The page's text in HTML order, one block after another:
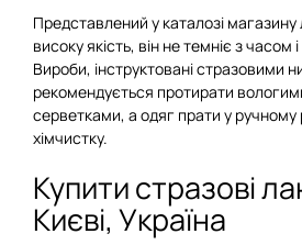
Представлений у каталозі
високу якість, він не темніє з часом
Вироби, інструктовані стразовими
рекомендується протирати
серветками, а одяг прати у ручному
хімчистку.
Купити стразові
Києві, Україна